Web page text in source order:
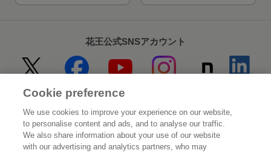
花王公式SNSアカウント
Home 花王について
サステナビリティ イノベーション
Cookie preference
We use cookies to improve your experience on our website,
to personalise content and ads, and to analyse our traffic.
We also share information about your use of our website
with our advertising and analytics partners, who may